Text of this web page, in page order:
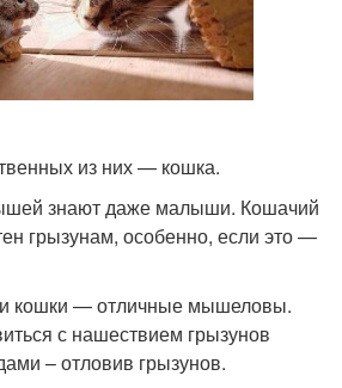
из них — кошка.
знают даже малыши. Кошачий
грызунам, особенно, если это —
и кошки — отличные мышеловы.
с нашествием грызунов
– отловив грызунов.